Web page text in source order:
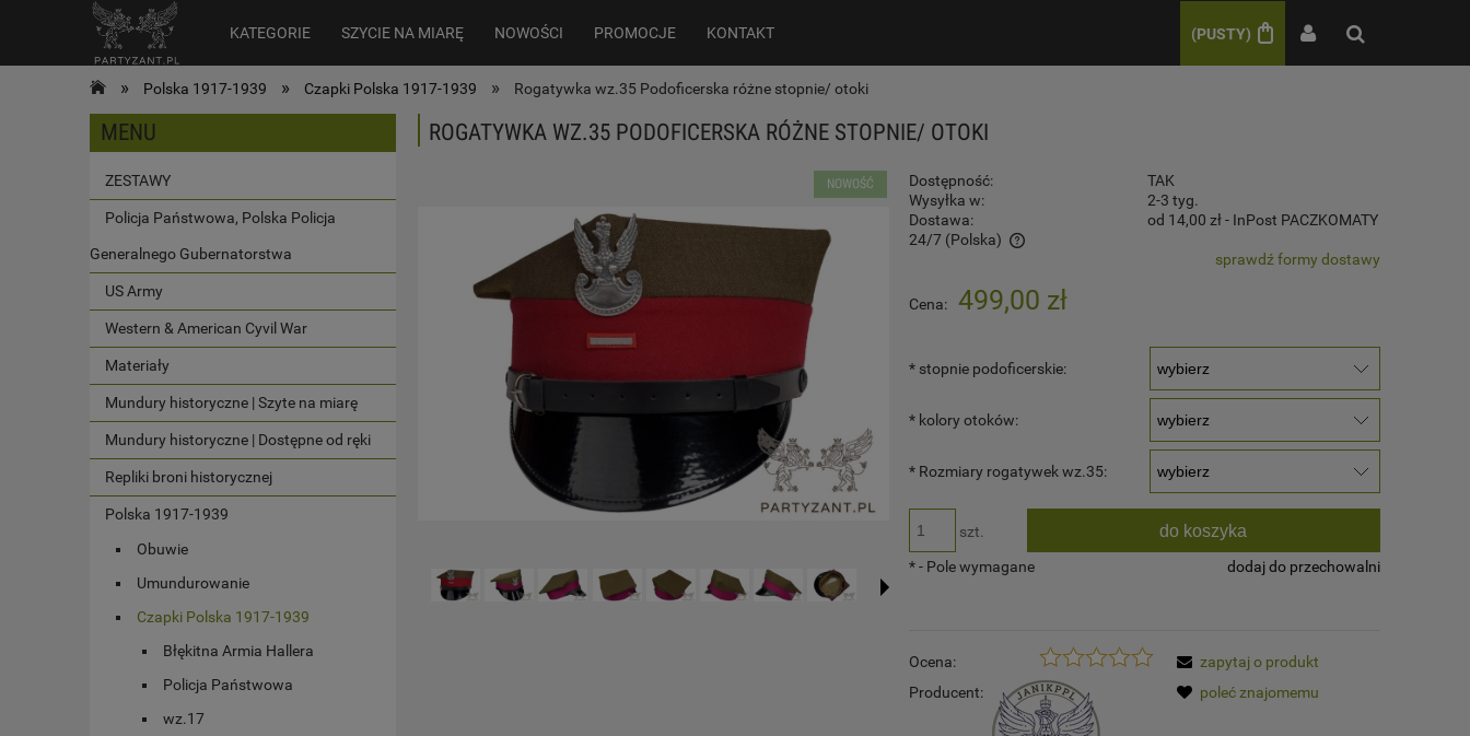
(PUSTY)
KATEGORIE SZYCIE NA MIARĘ NOWOŚCI PROMOCJE KONTAKT
» Polska 1917-1939 » Czapki Polska 1917-1939 » Rogatywka wz.35 Podoficerska różne stopnie/ otoki
MENU
ZESTAWY
Policja Państwowa, Polska Policja
Generalnego Gubernatorstwa
US Army
Western & American Cyvil War
Materiały
Mundury historyczne | Szyte na miarę
Mundury historyczne | Dostępne od ręki
Repliki broni historycznej
Polska 1917-1939
Obuwie
Umundurowanie
Czapki Polska 1917-1939
Błękitna Armia Hallera
Policja Państwowa
wz.17
ROGATYWKA WZ.35 PODOFICERSKA RÓŻNE STOPNIE/ OTOKI
NOWOŚĆ Dostępność:
TAK
Wysyłka w:
2-3 tyg.
Dostawa:
od 14,00 zł - InPost PACZKOMATY
24/7 (Polska)
Cena nie zawiera ewentualnych kosztów
sprawdź formy dostawy
Cena: 499,00 zł
* stopnie podoficerskie:
* kolory otoków:
* Rozmiary rogatywek wz.35:
szt. do koszyka
dodaj do przechowalni
*- Pole wymagane
Ocena:
Producent:
zapytaj o produkt
poleć znajomemu